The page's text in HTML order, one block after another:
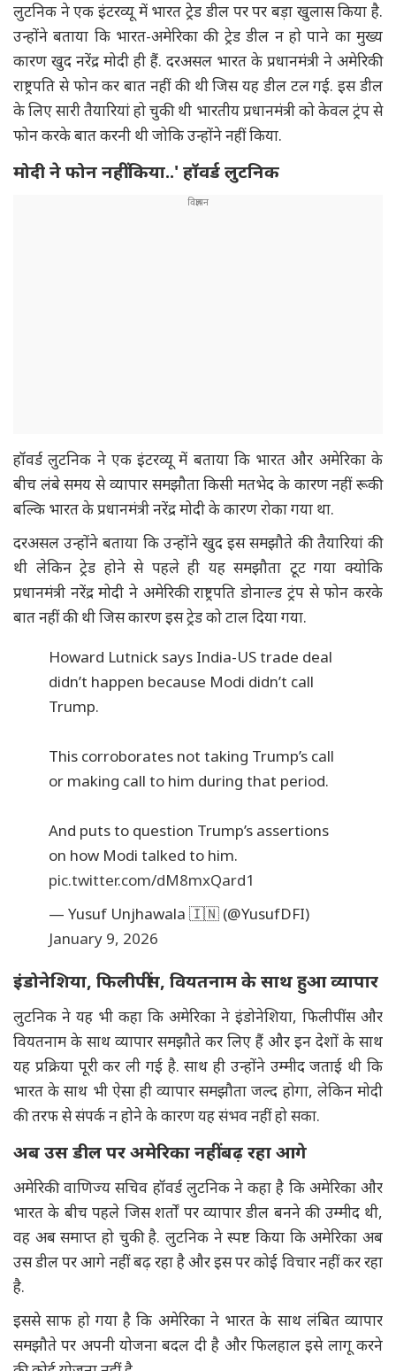
लुटनिक ने एक इंटरव्यू में भारत ट्रेड डील पर पर बड़ा खुलास किया है.
उन्होंने बताया कि भारत-अमेरिका की ट्रेड डील न हो पाने का मुख्य
कारण खुद नरेंद्र मोदी ही हैं. दरअसल भारत के प्रधानमंत्री ने अमेरिकी
राष्ट्रपति से फोन कर बात नहीं की थी जिस यह डील टल गई. इस डील
के लिए सारी तैयारियां हो चुकी थी भारतीय प्रधानमंत्री को केवल ट्रंप से
फोन करके बात करनी थी जोकि उन्होंने नहीं किया.
मोदी ने फोन नहीं किया..' हॉवर्ड लुटनिक
हॉवर्ड लुटनिक ने एक इंटरव्यू में बताया कि भारत और अमेरिका के
बीच लंबे समय से व्यापार समझौता किसी मतभेद के कारण नहीं रूकी
बल्कि भारत के प्रधानमंत्री नरेंद्र मोदी के कारण रोका गया था.
दरअसल उन्होंने बताया कि उन्होंने खुद इस समझौते की तैयारियां की
थी लेकिन ट्रेड होने से पहले ही यह समझौता टूट गया क्योकि
प्रधानमंत्री नरेंद्र मोदी ने अमेरिकी राष्ट्रपति डोनाल्ड ट्रंप से फोन करके
बात नहीं की थी जिस कारण इस ट्रेड को टाल दिया गया.
Howard Lutnick says India-US trade deal
didn’t happen because Modi didn’t call
Trump.
This corroborates not taking Trump’s call
or making call to him during that period.
And puts to question Trump’s assertions
on how Modi talked to him.
pic.twitter.com/dM8mxQard1
— Yusuf Unjhawala 🇮🇳 (@YusufDFI)
January 9, 2026
इंडोनेशिया, फिलीपींस, वियतनाम के साथ हुआ व्यापार
लुटनिक ने यह भी कहा कि अमेरिका ने इंडोनेशिया, फिलीपींस और
वियतनाम के साथ व्यापार समझौते कर लिए हैं और इन देशों के साथ
यह प्रक्रिया पूरी कर ली गई है. साथ ही उन्होंने उम्मीद जताई थी कि
भारत के साथ भी ऐसा ही व्यापार समझौता जल्द होगा, लेकिन मोदी
की तरफ से संपर्क न होने के कारण यह संभव नहीं हो सका.
अब उस डील पर अमेरिका नहीं बढ़ रहा आगे
अमेरिकी वाणिज्य सचिव हॉवर्ड लुटनिक ने कहा है कि अमेरिका और
भारत के बीच पहले जिस शर्तों पर व्यापार डील बनने की उम्मीद थी,
वह अब समाप्त हो चुकी है. लुटनिक ने स्पष्ट किया कि अमेरिका अब
उस डील पर आगे नहीं बढ़ रहा है और इस पर कोई विचार नहीं कर रहा
है.
इससे साफ हो गया है कि अमेरिका ने भारत के साथ लंबित व्यापार
समझौते पर अपनी योजना बदल दी है और फिलहाल इसे लागू करने